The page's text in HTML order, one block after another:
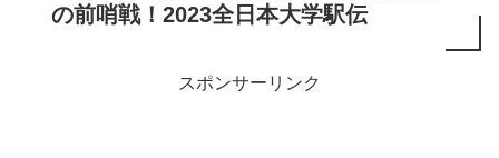
の前哨戦！2023全日本大学駅伝
スポンサーリンク